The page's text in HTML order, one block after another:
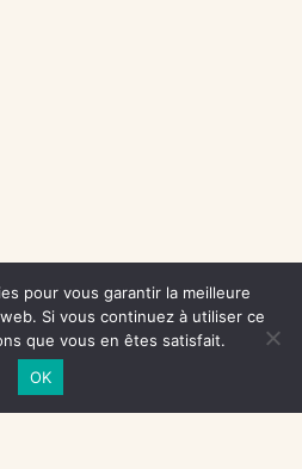
pour vous garantir la meilleure
Si vous continuez à utiliser ce
que vous en êtes satisfait.
OK